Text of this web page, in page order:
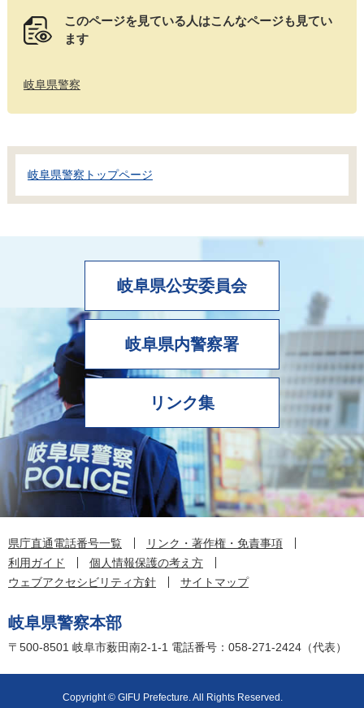
このページを見ている人はこんなページも見てい
ます
岐阜県警察
岐阜県警察トップページ
岐阜県公安委員会
岐阜県内警察署
リンク集
県庁直通電話番号一覧
リンク・著作権・免責事項
利用ガイド
個人情報保護の考え方
ウェブアクセシビリティ方針
サイトマップ
岐阜県警察本部
〒500-8501 岐阜市薮田南2-1-1 電話番号：058-271-2424（代表）
Copyright © GIFU Prefecture. All Rights Reserved.